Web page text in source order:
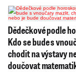
Dědečkové podle
Kdo se bude s
chodit na výstavy
doučovat